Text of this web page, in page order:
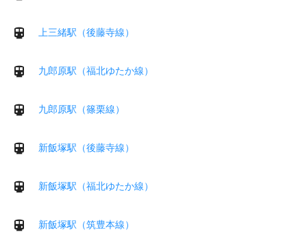
上三緒駅（後藤寺線）
九郎原駅（福北ゆたか線）
九郎原駅（篠栗線）
新飯塚駅（後藤寺線）
新飯塚駅（福北ゆたか線）
新飯塚駅（筑豊本線）